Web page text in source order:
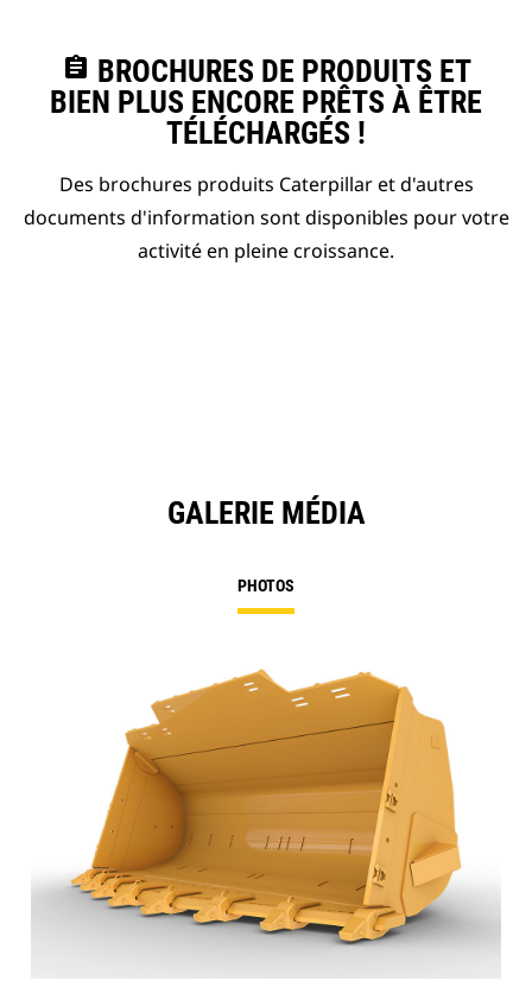
assignment BROCHURES DE PRODUITS ET
BIEN PLUS ENCORE PRÊTS À ÊTRE
TÉLÉCHARGÉS !
Des brochures produits Caterpillar et d'autres
documents d'information sont disponibles pour votre
activité en pleine croissance.
GALERIE MÉDIA
PHOTOS